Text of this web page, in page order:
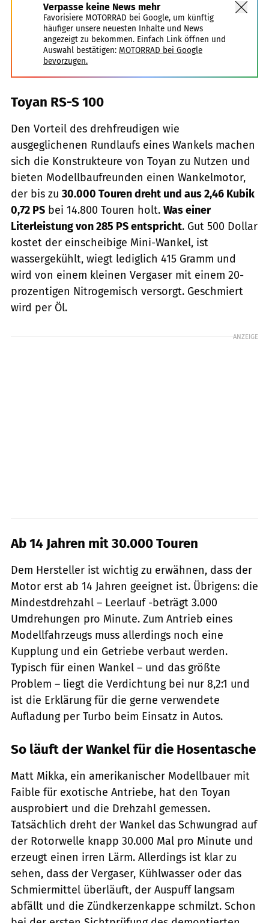
Verpasse keine News mehr
Favorisiere MOTORRAD bei Google, um künftig
häufiger unsere neuesten Inhalte und News
angezeigt zu bekommen. Einfach Link öffnen und
Auswahl bestätigen: MOTORRAD bei Google
bevorzugen.
Toyan RS-S 100
Den Vorteil des drehfreudigen wie
ausgeglichenen Rundlaufs eines Wankels machen
sich die Konstrukteure von Toyan zu Nutzen und
bieten Modellbaufreunden einen Wankelmotor,
der bis zu 30.000 Touren dreht und aus 2,46 Kubik
0,72 PS bei 14.800 Touren holt. Was einer
Literleistung von 285 PS entspricht. Gut 500 Dollar
kostet der einscheibige Mini-Wankel, ist
wassergekühlt, wiegt lediglich 415 Gramm und
wird von einem kleinen Vergaser mit einem 20-
prozentigen Nitrogemisch versorgt. Geschmiert
wird per Öl.
ANZEIGE
Ab 14 Jahren mit 30.000 Touren
Dem Hersteller ist wichtig zu erwähnen, dass der
Motor erst ab 14 Jahren geeignet ist. Übrigens: die
Mindestdrehzahl – Leerlauf -beträgt 3.000
Umdrehungen pro Minute. Zum Antrieb eines
Modellfahrzeugs muss allerdings noch eine
Kupplung und ein Getriebe verbaut werden.
Typisch für einen Wankel – und das größte
Problem – liegt die Verdichtung bei nur 8,2:1 und
ist die Erklärung für die gerne verwendete
Aufladung per Turbo beim Einsatz in Autos.
So läuft der Wankel für die Hosentasche
Matt Mikka, ein amerikanischer Modellbauer mit
Faible für exotische Antriebe, hat den Toyan
ausprobiert und die Drehzahl gemessen.
Tatsächlich dreht der Wankel das Schwungrad auf
der Rotorwelle knapp 30.000 Mal pro Minute und
erzeugt einen irren Lärm. Allerdings ist klar zu
sehen, dass der Vergaser, Kühlwasser oder das
Schmiermittel überläuft, der Auspuff langsam
abfällt und die Zündkerzenkappe schmilzt. Schon